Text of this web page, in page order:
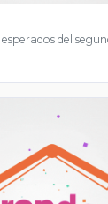
del